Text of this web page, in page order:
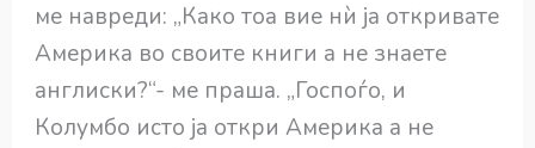
ме навреди: „Како тоа вие нѝ ја откривате
Америка во своите книги а не знаете
англиски?“- ме праша. „Госпоѓо, и
Колумбо исто ја откри Америка а не